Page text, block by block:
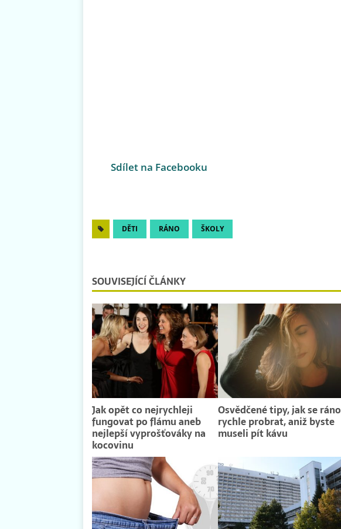
Sdílet na Facebooku
DĚTI RÁNO ŠKOLY
SOUVISEJÍCÍ ČLÁNKY
Jak opět co nejrychleji
fungovat po flámu aneb
nejlepší vyprošťováky na
kocovinu
Osvědčené tipy, jak se ráno
rychle probrat, aniž byste
museli pít kávu